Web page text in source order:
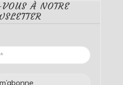
À NOTRE